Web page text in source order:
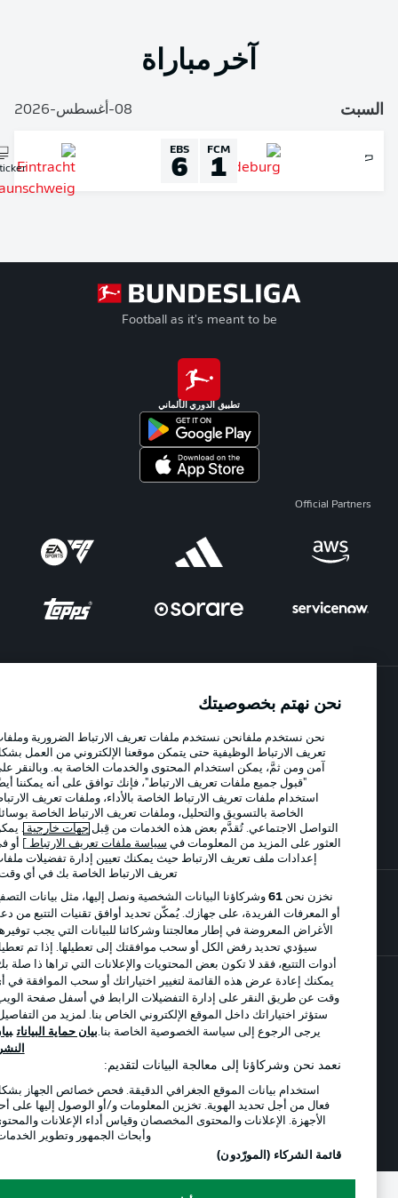
آخر مباراة
FCM
1
EBS
6
Liveticker
Football as it's meant to be
تطبيق الدوري الألماني
Official Partners
الإعلانات الإخطارات القانونية
إدارة التفضيلات بيان الخصوصية
شروط الاستخدام الوظائف
جهة النشر تواصل معنا
اللاعبون
© 2026 Bundesliga-Gruppe GmbH
العربية
وضع شاشة العرض
نحن نهتم بخصوصيتك
نحن نستخدم ملفانحن نستخدم ملفات تعريف الارتباط الضرورية وملفات
تعريف الارتباط الوظيفية حتى يتمكن موقعنا الإلكتروني من العمل بشكل
آمن ومن ثمَّ، يمكن استخدام المحتوى والخدمات الخاصة به. وبالنقر على
"قبول جميع ملفات تعريف الارتباط"، فإنك توافق على أنه يمكننا أيضًا
استخدام ملفات تعريف الارتباط الخاصة بالأداء، وملفات تعريف الارتباط
الخاصة بالتسويق والتحليل، وملفات تعريف الارتباط الخاصة بوسائل
التواصل الاجتماعي. تُقدَّم بعض هذه الخدمات من قِبل جهات خارجية . يمكن
العثور على المزيد من المعلومات فيسياسة ملفات تعريف الارتباط] أو في
إعدادات ملف تعريف الارتباط حيث يمكنك تعيين إدارة تفضيلات ملفات
تعريف الارتباط الخاصة بك في أي وقت..
نخزن نحن61وشركاؤنا البيانات الشخصية ونصل إليها، مثل بيانات التصفح
أو المعرفات الفريدة، على جهازك. يُمكّن تحديد أوافق تقنيات التتبع من دعم
الأغراض المعروضة في إطار معالجتنا وشركائنا للبيانات التي يجب توفيرها.
سيؤدي تحديد رفض الكل أو سحب موافقتك إلى تعطيلها. إذا تم تعطيل
أدوات التتبع، فقد لا تكون بعض المحتويات والإعلانات التي تراها ذا صلة بك.
يمكنك إعادة عرض هذه القائمة لتغيير اختياراتك أو سحب الموافقة في أي
وقت عن طريق النقر على إدارة التفضيلات الرابط في أسفل صفحة الويب.
ستؤثر اختياراتك داخل الموقع الإلكتروني الخاص بنا. لمزيد من التفاصيل،
يرجى الرجوع إلى سياسة الخصوصية الخاصة بنا.بيان حماية البيانات بيان
النشر
نعمد نحن وشركاؤنا إلى معالجة البيانات لتقديم:
استخدام بيانات الموقع الجغرافي الدقيقة. فحص خصائص الجهاز بشكل
فعال من أجل تحديد الهوية. تخزين المعلومات و/أو الوصول إليها على أحد
الأجهزة. الإعلانات والمحتوى المخصصان وقياس أداء الإعلانات والمحتوى
وأبحاث الجمهور وتطوير الخدمات.
قائمة الشركاء (المورّدون)